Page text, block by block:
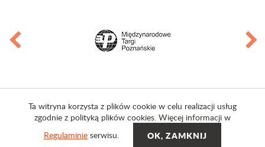
Ta witryna korzysta z plików cookie w celu realizacji usług
zgodnie z polityką plików cookies. Więcej informacji w
Regulaminie serwisu.